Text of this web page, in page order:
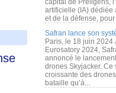
capital de Preligens,
artificielle (IA) dédiée
et de la défense,
Safran lance son
Paris, le 18 juin 2024
Eurosatory 2024,
annoncé le
drones Skyjacker. Ce
croissante des
bataille qu’à...